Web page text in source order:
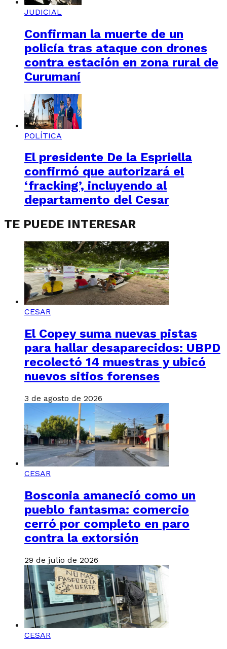
JUDICIAL
Confirman la muerte de un
policía tras ataque con drones
contra estación en zona rural de
Curumaní
POLÍTICA
El presidente De la Espriella
confirmó que autorizará el
‘fracking’, incluyendo al
departamento del Cesar
TE PUEDE INTERESAR
CESAR
El Copey suma nuevas pistas
para hallar desaparecidos: UBPD
recolectó 14 muestras y ubicó
nuevos sitios forenses
3 de agosto de 2026
CESAR
Bosconia amaneció como un
pueblo fantasma: comercio
cerró por completo en paro
contra la extorsión
29 de julio de 2026
CESAR